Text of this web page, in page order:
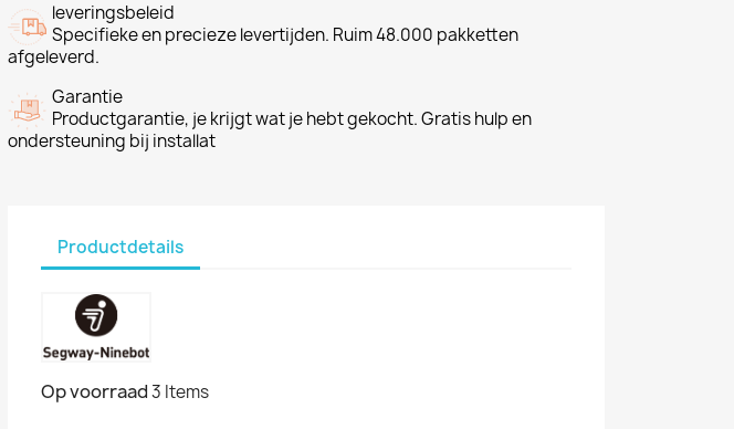
leveringsbeleid
Specifieke en precieze levertijden. Ruim 48.000 pakketten
afgeleverd.
Garantie
Productgarantie, je krijgt wat je hebt gekocht. Gratis hulp en
ondersteuning bij installat
Productdetails
Op voorraad3 Items